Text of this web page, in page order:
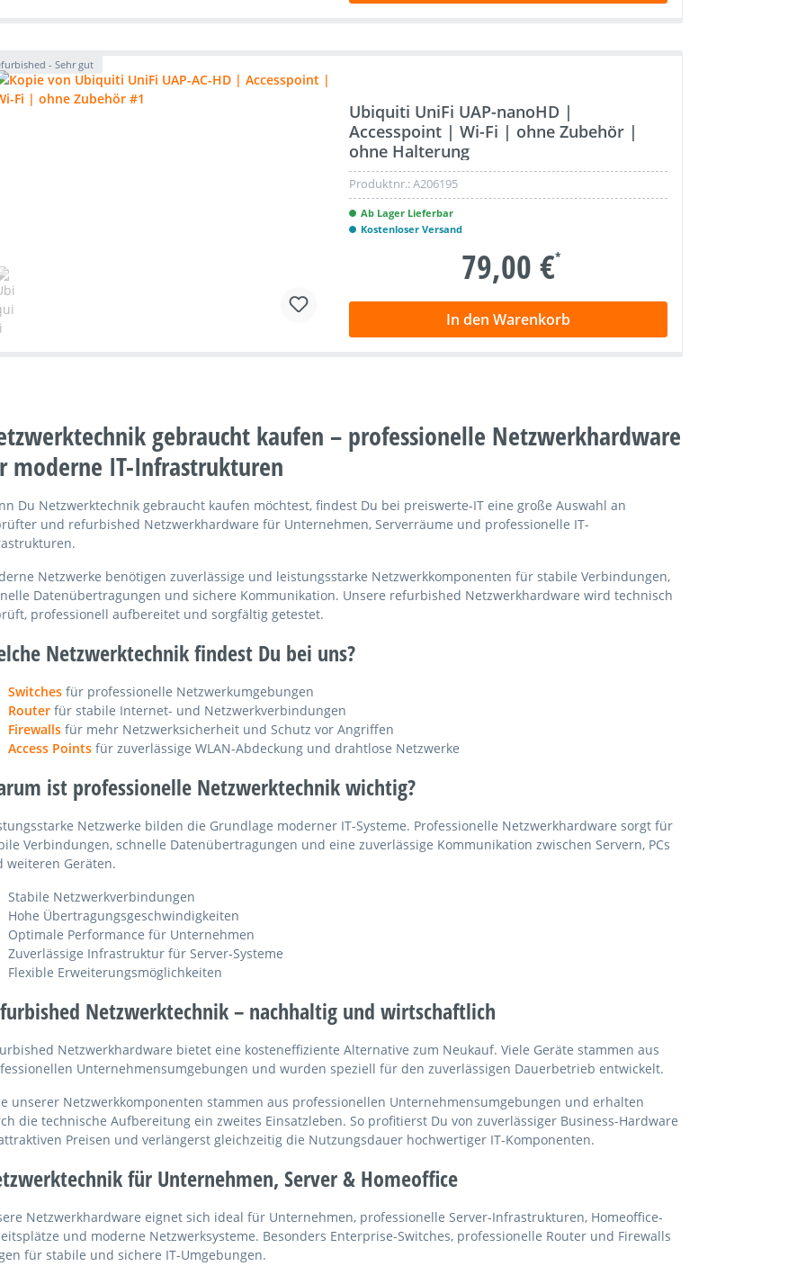
- Sehr gut
Ubiquiti UniFi UAP-nanoHD |
Accesspoint | Wi-Fi | ohne Zubehör |
ohne Halterung
Produktnr.:A206195
Ab Lager Lieferbar
Kostenloser Versand
79,00 €*
In den Warenkorb
gebraucht kaufen – professionelle Netzwerkhardware
moderne IT-Infrastrukturen
Du Netzwerktechnik gebraucht kaufen möchtest, findest Du bei preiswerte-IT eine große Auswahl an
und refurbished Netzwerkhardware für Unternehmen, Serverräume und professionelle IT-
Netzwerke benötigen zuverlässige und leistungsstarke Netzwerkkomponenten für stabile Verbindungen,
Datenübertragungen und sichere Kommunikation. Unsere refurbished Netzwerkhardware wird technisch
professionell aufbereitet und sorgfältig getestet.
Netzwerktechnik findest Du bei uns?
Switchesfür professionelle Netzwerkumgebungen
Routerfür stabile Internet- und Netzwerkverbindungen
Firewallsfür mehr Netzwerksicherheit und Schutz vor Angriffen
Access Pointsfür zuverlässige WLAN-Abdeckung und drahtlose Netzwerke
ist professionelle Netzwerktechnik wichtig?
Netzwerke bilden die Grundlage moderner IT-Systeme. Professionelle Netzwerkhardware sorgt für
Verbindungen, schnelle Datenübertragungen und eine zuverlässige Kommunikation zwischen Servern, PCs
weiteren Geräten.
Stabile Netzwerkverbindungen
Hohe Übertragungsgeschwindigkeiten
Optimale Performance für Unternehmen
Zuverlässige Infrastruktur für Server-Systeme
Flexible Erweiterungsmöglichkeiten
Netzwerktechnik – nachhaltig und wirtschaftlich
Netzwerkhardware bietet eine kosteneffiziente Alternative zum Neukauf. Viele Geräte stammen aus
Unternehmensumgebungen und wurden speziell für den zuverlässigen Dauerbetrieb entwickelt.
unserer Netzwerkkomponenten stammen aus professionellen Unternehmensumgebungen und erhalten
die technische Aufbereitung ein zweites Einsatzleben. So profitierst Du von zuverlässiger Business-Hardware
Preisen und verlängerst gleichzeitig die Nutzungsdauer hochwertiger IT-Komponenten.
für Unternehmen, Server & Homeoffice
Netzwerkhardware eignet sich ideal für Unternehmen, professionelle Server-Infrastrukturen, Homeoffice-
und moderne Netzwerksysteme. Besonders Enterprise-Switches, professionelle Router und Firewalls
für stabile und sichere IT-Umgebungen.